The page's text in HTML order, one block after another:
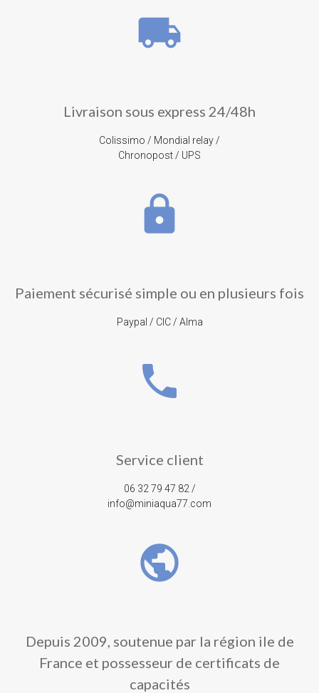
local_shipping
Livraison sous express 24/48h
Colissimo / Mondial relay /
Chronopost / UPS
lock
Paiement sécurisé simple ou en plusieurs fois
Paypal / CIC / Alma
phone
Service client
06 32 79 47 82 /
info@miniaqua77.com
public
Depuis 2009, soutenue par la région ile de
France et possesseur de certificats de
capacités